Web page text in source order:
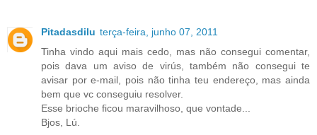
Pitadasdilu terça-feira, junho 07, 2011
Tinha vindo aqui mais cedo, mas não consegui comentar,
pois dava um aviso de virús, também não consegui te
avisar por e-mail, pois não tinha teu endereço, mas ainda
bem que vc conseguiu resolver.
Esse brioche ficou maravilhoso, que vontade...
Bjos, Lú.